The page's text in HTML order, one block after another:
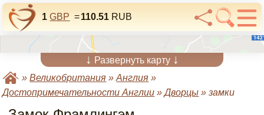
1 GBP =110.51 RUB
↓ Развернуть карту ↓
»Великобритания »Англия »
Достопримечательности Англии »Дворцы »замки